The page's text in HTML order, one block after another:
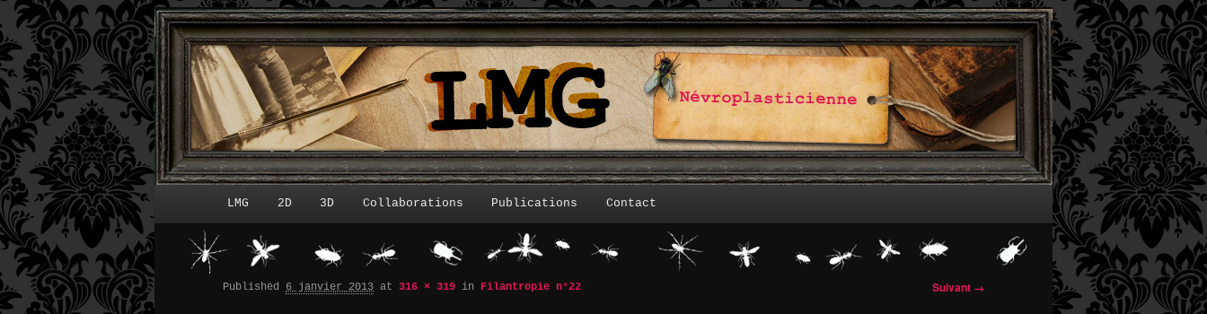
Menu principalLMG 2D 3D Collaborations Publications Contact
Suivant →
Published 6 janvier 2013 at 316 × 319 in Filantropie n°22